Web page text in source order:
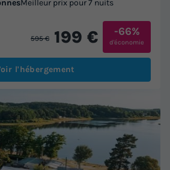
Meilleur prix pour 7 nuits
595 € 199 € -66%
d'économie
l'hébergement